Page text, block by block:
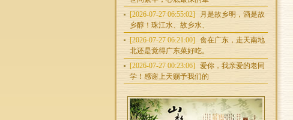
[2026-07-27 06:55:02]
月是故乡明，酒是故
乡醇！珠江水、故乡水、
[2026-07-27 06:21:00]
食在广东，走天南地
北还是觉得广东菜好吃。
[2026-07-27 00:23:06]
爱你，我亲爱的老同
学！感谢上天赐予我们的